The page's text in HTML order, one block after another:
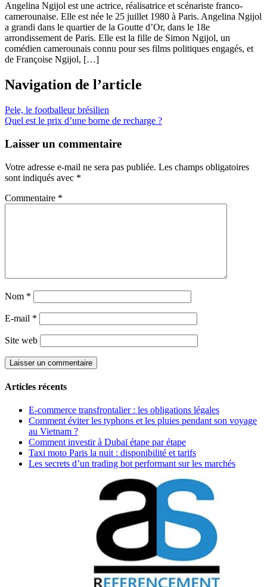
Angelina Ngijol est une actrice, réalisatrice et scénariste franco-
camerounaise. Elle est née le 25 juillet 1980 à Paris. Angelina Ngijol
a grandi dans le quartier de la Goutte d’Or, dans le 18e
arrondissement de Paris. Elle est la fille de Simon Ngijol, un
comédien camerounais connu pour ses films politiques engagés, et
de Françoise Ngijol, […]
Navigation de l’article
Pele, le footballeur brésilien
Quel est le prix d’une borne de recharge ?
Laisser un commentaire
Votre adresse e-mail ne sera pas publiée. Les champs obligatoires
sont indiqués avec *
Commentaire *
Nom *
E-mail *
Site web
Articles récents
E-commerce transfrontalier : les obligations légales
Comment éviter les typhons et les pluies pendant son voyage
au Vietnam ?
Comment investir à Dubaï étape par étape
Taxi moto Paris la nuit : disponibilité et tarifs
Les secrets d’un trading bot performant sur les marchés